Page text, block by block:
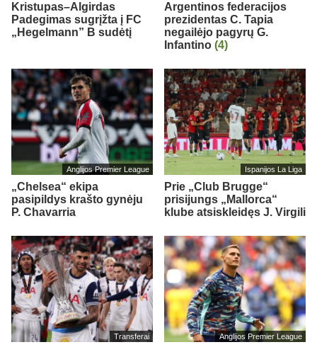
Kristupas–Algirdas
Padegimas sugrįžta į FC
„Hegelmann” B sudėtį
Argentinos federacijos
prezidentas C. Tapia
negailėjo pagyrų G.
Infantino (4)
Anglijos Premier League
„Chelsea“ ekipa
pasipildys krašto gynėju
P. Chavarria
Ispanijos La Liga
Prie „Club Brugge“
prisijungs „Mallorca“
klube atsiskleidęs J. Virgili
Transferai Anglijos Premier League